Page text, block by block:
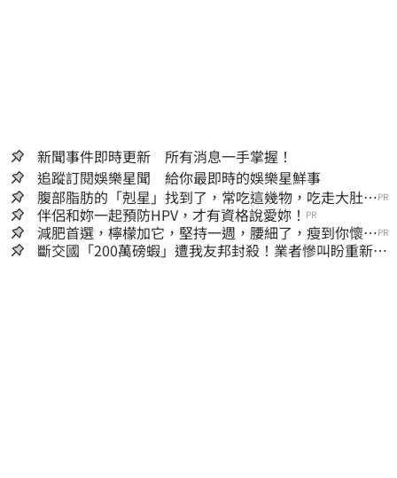
新聞事件即時更新 所有消息一手掌握！
追蹤訂閱娛樂星聞 給你最即時的娛樂星鮮事
腹部脂肪的「剋星」找到了，常吃這幾物，吃走大肚
囊，瘦出小蠻腰
PR
伴侶和妳一起預防HPV，才有資格說愛妳！ PR
減肥首選，檸檬加它，堅持一週，腰細了，瘦到你懷疑
人生
PR
斷交國「200萬磅蝦」遭我友邦封殺！業者慘叫盼重新開